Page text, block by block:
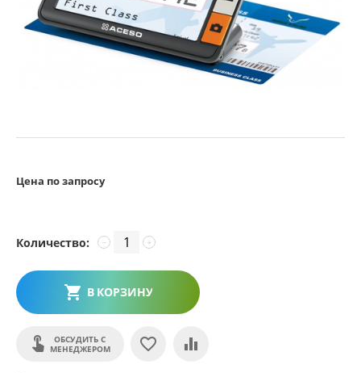
Цена по запросу
Количество: +
−
В КОРЗИНУ
ОБСУДИТЬ С
МЕНЕДЖЕРОМ